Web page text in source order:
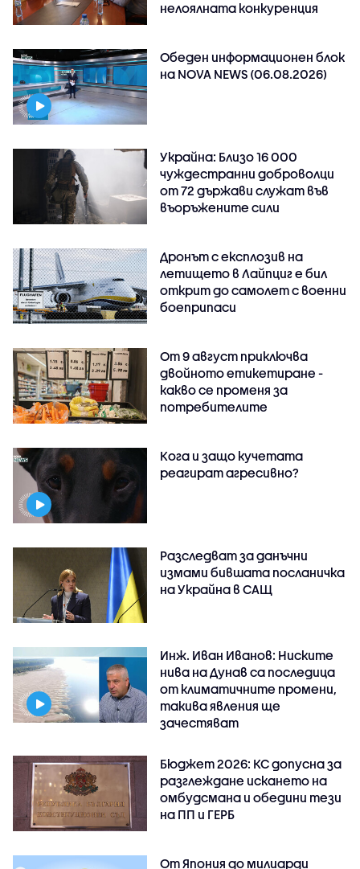
нелоялната конкуренция
Обеден информационен блок
на NOVA NEWS (06.08.2026)
Украйна: Близо 16 000
чуждестранни доброволци
от 72 държави служат във
въоръжените сили
Дронът с експлозив на
летището в Лайпциг е бил
открит до самолет с военни
боеприпаси
От 9 август приключва
двойното етикетиране -
какво се променя за
потребителите
Кога и защо кучетата
реагират агресивно?
Разследват за данъчни
измами бившата посланичка
на Украйна в САЩ
Инж. Иван Иванов: Ниските
нива на Дунав са последица
от климатичните промени,
такива явления ще
зачестяват
Бюджет 2026: КС допусна за
разглеждане искането на
омбудсмана и обедини тези
на ПП и ГЕРБ
От Япония до милиарди